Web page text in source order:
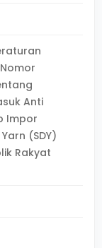
Anti
Impor
(SDY)
Rakyat